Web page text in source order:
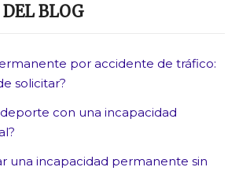
DEL BLOG
por accidente de tráfico:
solicitar?
con una incapacidad
una incapacidad permanente sin